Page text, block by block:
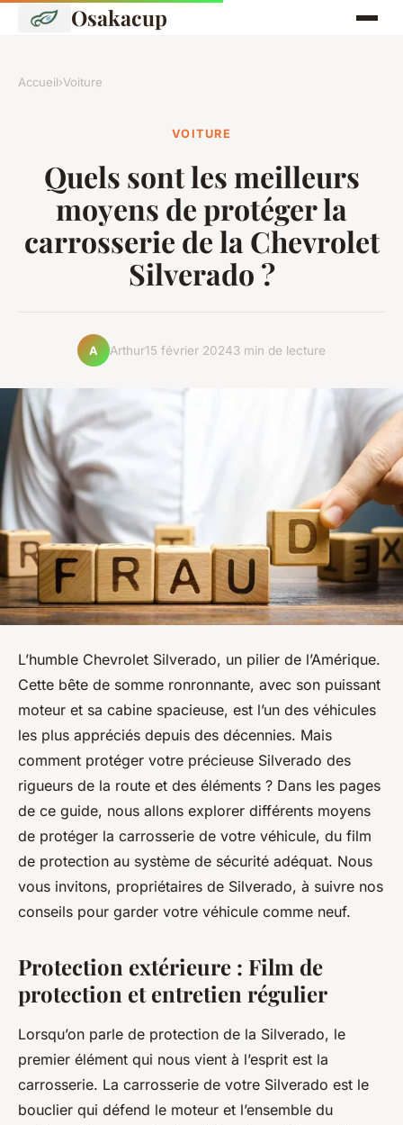
Osakacup
Accueil›Voiture
VOITURE
Quels sont les meilleurs
moyens de protéger la
carrosserie de la Chevrolet
Silverado ?
A Arthur15 février 20243 min de lecture
L’humble Chevrolet Silverado, un pilier de l’Amérique.
Cette bête de somme ronronnante, avec son puissant
moteur et sa cabine spacieuse, est l’un des véhicules
les plus appréciés depuis des décennies. Mais
comment protéger votre précieuse Silverado des
rigueurs de la route et des éléments ? Dans les pages
de ce guide, nous allons explorer différents moyens
de protéger la carrosserie de votre véhicule, du film
de protection au système de sécurité adéquat. Nous
vous invitons, propriétaires de Silverado, à suivre nos
conseils pour garder votre véhicule comme neuf.
Protection extérieure : Film de
protection et entretien régulier
Lorsqu’on parle de protection de la Silverado, le
premier élément qui nous vient à l’esprit est la
carrosserie. La carrosserie de votre Silverado est le
bouclier qui défend le moteur et l’ensemble du